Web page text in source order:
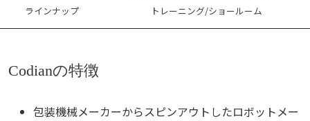
ラインナップ
トレーニング/ショールーム
Codianの特徴
包装機械メーカーからスピンアウトしたロボットメー